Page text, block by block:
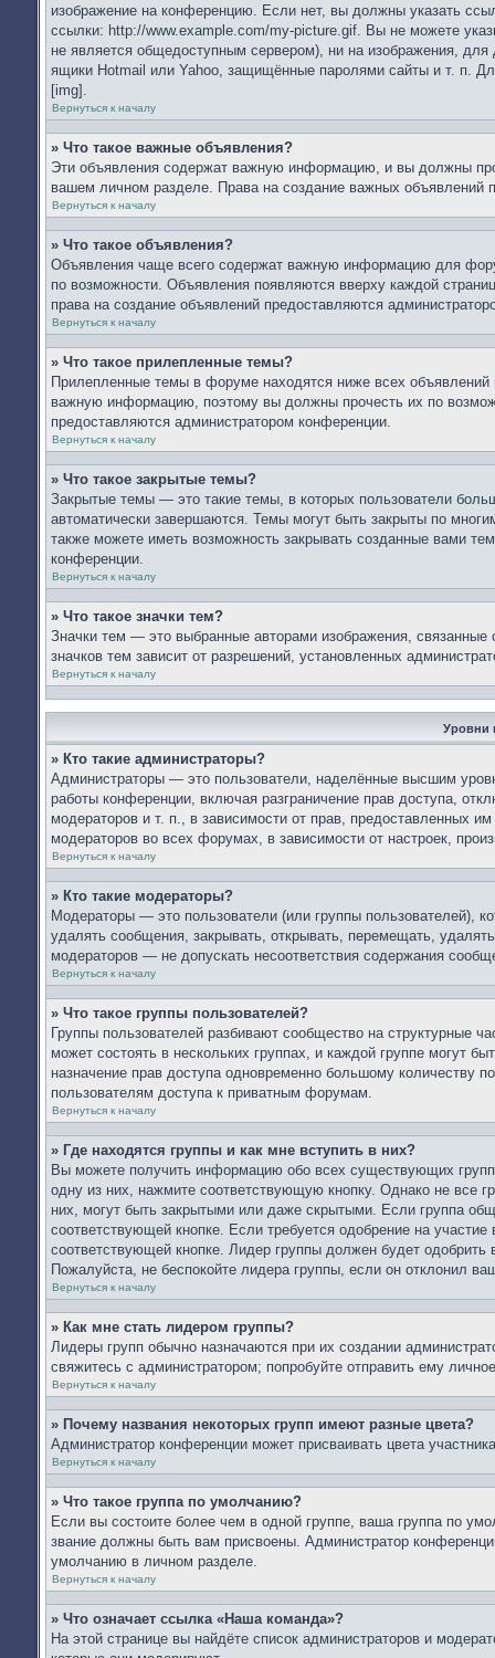
изображение на конференцию. Если нет, вы должны указать
ссылки: http://www.example.com/my-picture.gif. Вы не можете
не является общедоступным сервером), ни на изображения,
ящики Hotmail или Yahoo, защищённые паролями сайты и т. п.
[img].
Вернуться к началу
» Что такое важные объявления?
Эти объявления содержат важную информацию, и вы должны
вашем личном разделе. Права на создание важных объявлений
Вернуться к началу
» Что такое объявления?
Объявления чаще всего содержат важную информацию для
по возможности. Объявления появляются вверху каждой
права на создание объявлений предоставляются
Вернуться к началу
» Что такое прилепленные темы?
Прилепленные темы в форуме находятся ниже всех объявлений
важную информацию, поэтому вы должны прочесть их по
предоставляются администратором конференции.
Вернуться к началу
» Что такое закрытые темы?
Закрытые темы — это такие темы, в которых пользователи
автоматически завершаются. Темы могут быть закрыты по
также можете иметь возможность закрывать созданные вами
конференции.
Вернуться к началу
» Что такое значки тем?
Значки тем — это выбранные авторами изображения,
значков тем зависит от разрешений, установленных
Вернуться к началу
Уровни
» Кто такие администраторы?
Администраторы — это пользователи, наделённые высшим
работы конференции, включая разграничение прав доступа,
модераторов и т. п., в зависимости от прав, предоставленных
модераторов во всех форумах, в зависимости от настроек,
Вернуться к началу
» Кто такие модераторы?
Модераторы — это пользователи (или группы пользователей),
удалять сообщения, закрывать, открывать, перемещать,
модераторов — не допускать несоответствия содержания
Вернуться к началу
» Что такое группы пользователей?
Группы пользователей разбивают сообщество на структурные
может состоять в нескольких группах, и каждой группе могут
назначение прав доступа одновременно большому количеству
пользователям доступа к приватным форумам.
Вернуться к началу
» Где находятся группы и как мне вступить в них?
Вы можете получить информацию обо всех существующих
одну из них, нажмите соответствующую кнопку. Однако не все
них, могут быть закрытыми или даже скрытыми. Если группа
соответствующей кнопке. Если требуется одобрение на
соответствующей кнопке. Лидер группы должен будет
Пожалуйста, не беспокойте лидера группы, если он отклонил
Вернуться к началу
» Как мне стать лидером группы?
Лидеры групп обычно назначаются при их создании
свяжитесь с администратором; попробуйте отправить ему
Вернуться к началу
» Почему названия некоторых групп имеют разные цвета?
Администратор конференции может присваивать цвета
Вернуться к началу
» Что такое группа по умолчанию?
Если вы состоите более чем в одной группе, ваша группа по
звание должны быть вам присвоены. Администратор
умолчанию в личном разделе.
Вернуться к началу
» Что означает ссылка «Наша команда»?
На этой странице вы найдёте список администраторов и